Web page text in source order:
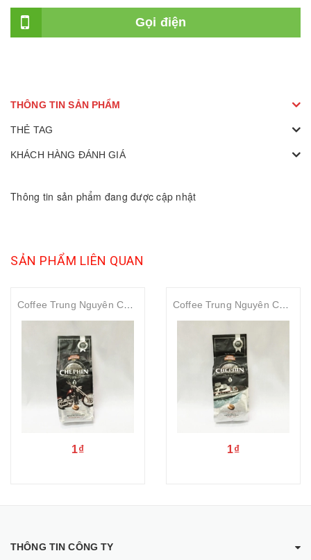
Gọi điện
THÔNG TIN SẢN PHẨM
THẺ TAG
KHÁCH HÀNG ĐÁNH GIÁ
Thông tin sản phẩm đang được cập nhật
SẢN PHẨM LIÊN QUAN
Coffee Trung Nguyên Chế Phin 2, 500g
1₫
Coffee Trung Nguyên Chế Phin 1, 500g
1₫
THÔNG TIN CÔNG TY